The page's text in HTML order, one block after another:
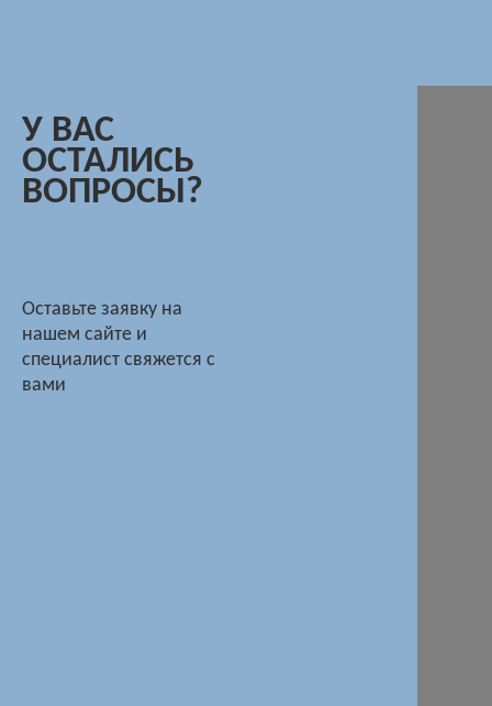
У ВАС
ОСТАЛИСЬ
ВОПРОСЫ?
Оставьте заявку на
нашем сайте и
специалист свяжется с
вами